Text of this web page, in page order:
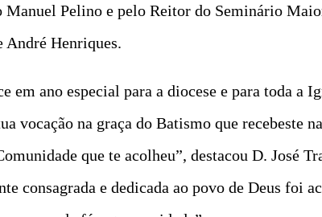
Pelino e pelo Reitor do Seminário
Henriques.
em ano especial para a diocese e para toda a
vocação na graça do Batismo que recebeste
que te acolheu”, destacou D. José
consagrada e dedicada ao povo de Deus foi